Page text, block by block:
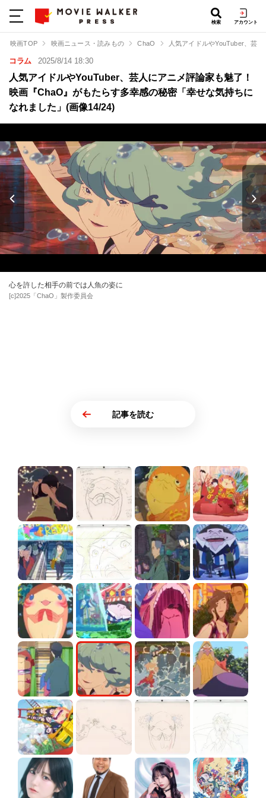
検索 アカウント
映画TOP 映画ニュース・読みもの ChaO 人気アイドルやYouTuber、芸
コラム 2025/8/14 18:30
人気アイドルやYouTuber、芸人にアニメ評論家も魅了！
映画『ChaO』がもたらす多幸感の秘密「幸せな気持ちに
なれました」(画像14/24)
心を許した相手の前では人魚の姿に
[c]2025「ChaO」製作委員会
記事を読む